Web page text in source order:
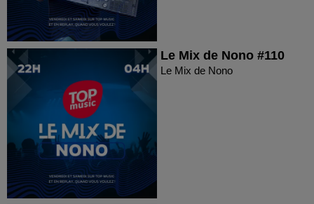
Le Mix de Nono #110
Le Mix de Nono